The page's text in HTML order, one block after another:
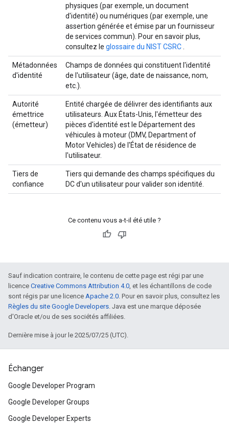
physiques (par exemple, un document
d'identité) ou numériques (par exemple, une
assertion générée et émise par un fournisseur
de services commun). Pour en savoir plus,
consultez le glossaire du NIST CSRC
Métadonnées
d'identité
Champs de données qui constituent l'identité
de l'utilisateur (âge, date de naissance, nom,
etc.).
Autorité
émettrice
(émetteur)
Entité chargée de délivrer des identifiants aux
utilisateurs. Aux États-Unis, l'émetteur des
pièces d'identité est le Département des
véhicules à moteur (DMV, Department of
Motor Vehicles) de l'État de résidence de
l'utilisateur.
Tiers de
confiance
Tiers qui demande des champs spécifiques du
DC d'un utilisateur pour valider son identité.
Ce contenu vous a-t-il été utile ?
Sauf indication contraire, le contenu de cette page est régi par une
licence Creative Commons Attribution 4.0, et les échantillons de code
sont régis par une licence Apache 2.0. Pour en savoir plus, consultez les
Règles du site Google Developers. Java est une marque déposée
d'Oracle et/ou de ses sociétés affiliées.
Dernière mise à jour le 2025/07/25 (UTC).
Échanger
Google Developer Program
Google Developer Groups
Google Developer Experts